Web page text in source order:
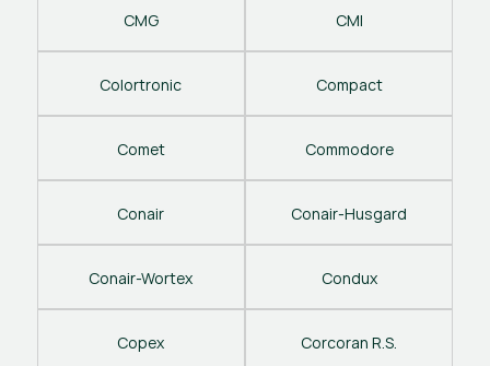
CMG CMI
Colortronic Compact
Comet Commodore
Conair Conair-Husgard
Conair-Wortex Condux
Copex Corcoran R.S.